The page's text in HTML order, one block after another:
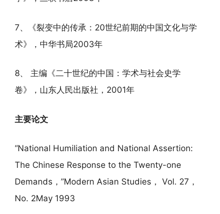
7、《裂变中的传承：20世纪前期的中国文化与学
术》，中华书局2003年
8、 主编《二十世纪的中国：学术与社会史学
卷》，山东人民出版社，2001年
主要论文
“National Humiliation and National Assertion:
The Chinese Response to the Twenty-one
Demands，”Modern Asian Studies， Vol. 27，
No. 2May 1993